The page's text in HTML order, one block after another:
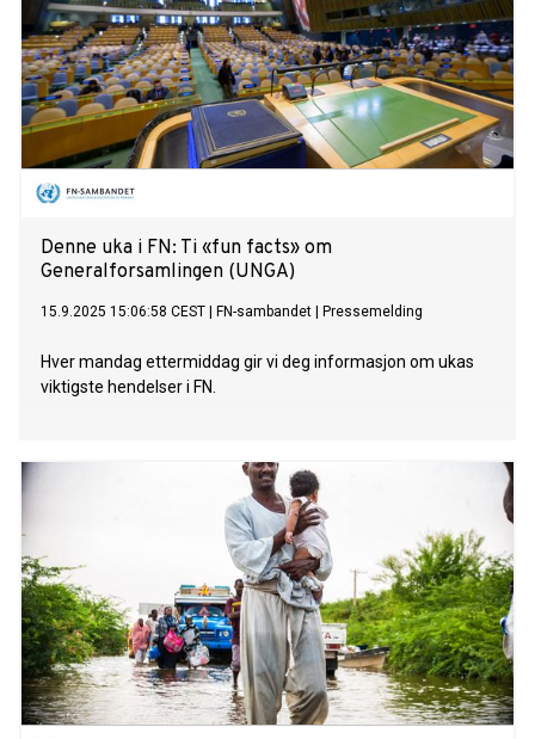
Denne uka i FN: Ti «fun facts» om
Generalforsamlingen (UNGA)
15.9.2025 15:06:58 CEST FN-sambandet Pressemelding
Hver mandag ettermiddag gir vi deg informasjon om ukas
viktigste hendelser i FN.